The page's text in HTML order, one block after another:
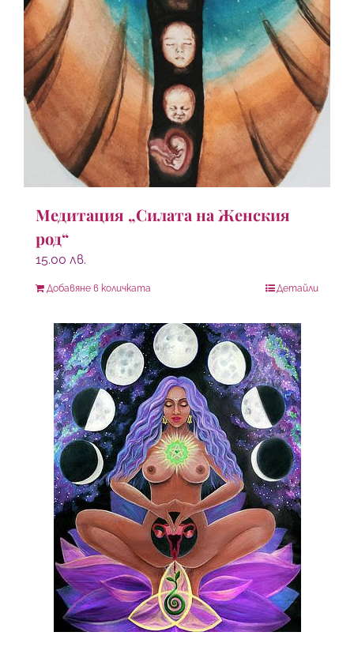
Медитация „Силата на Женския
род“
15.00 лв.
Добавяне в количката Детайли